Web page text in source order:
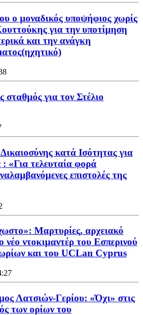
ο μοναδικός υποψήφιος χωρίς
για την υποτίμηση
και την ανάγκη
σταθμός για τον Στέλιο
κατά Ισότητας για
«Για τελευταία φορά
επιστολές της
Μαρτυρίες, αρχειακό
νέο ντοκιμαντέρ του Εσπερινού
και του UCLan Cyprus
Λατσιών-Γερίου: «Όχι» στις
των ορίων του